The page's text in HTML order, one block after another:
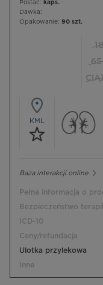
Postać: kaps.
Dawka:
Opakowanie: 90 szt.
KML
Baza interakcji online
Pełna informacja o
Bezpieczeństwo terapii
ICD-10
Ceny/refundacja
Ulotka przylekowa
Inne